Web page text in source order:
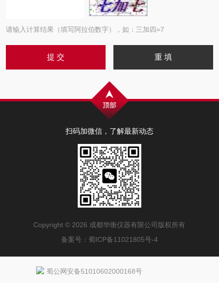
请输入计算结果（填写阿拉伯数字），如：三加四=7
扫码加微信，了解最新动态
Copyright © 2026 成都华衡仪器有限公司版权所有
备案号： 蜀ICP备11021805号-4
蜀公网安备51010602000168号